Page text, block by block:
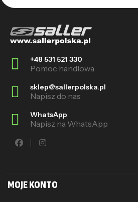
+48 531 521 330
Pomoc handlowa
sklep@sallerpolska.pl
Napisz do nas
WhatsApp
Napisz na WhatsApp
MOJE KONTO